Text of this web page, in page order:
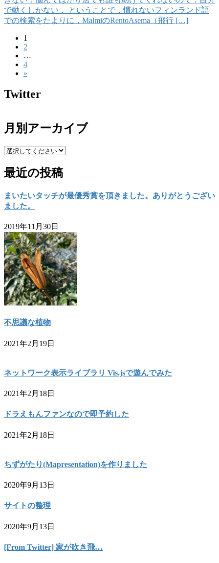
で動くしかない． ということで，慣れないフィンランド語
での検索をたよりに，MalmiのRentoAsema（飛行 […]
ペ
ジ
送
り
固
定
ペ
ー
ジ
1
固
定
ペ
ー
2
…
固
定
ー
4
»
Twitter
月別アーカイブ
最近の投稿
まいたいタッチが最優秀賞を頂きました。ありがとうござい
ました。
2019年11月30日
不思議な植物
2021年2月19日
ネットワーク表示ライブラリ Vis.jsで遊んでみた
2021年2月18日
ドラえもんファンなので即予約した
2021年2月18日
ちずがたり(Mapresentation)を作りました
2020年9月13日
サイトの整理
2020年9月13日
[From Twitter] 家が吹き飛…